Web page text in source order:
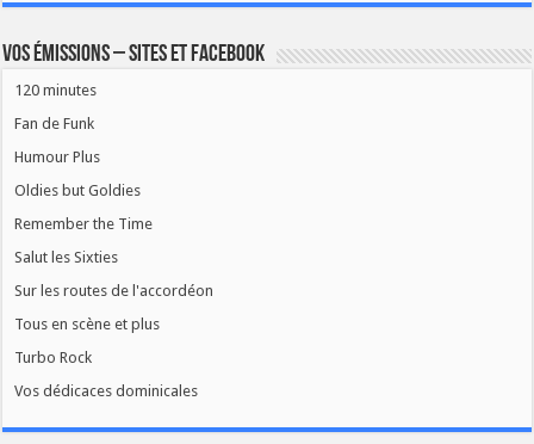
Vos émissions – Sites et Facebook
120 minutes
Fan de Funk
Humour Plus
Oldies but Goldies
Remember the Time
Salut les Sixties
Sur les routes de l'accordéon
Tous en scène et plus
Turbo Rock
Vos dédicaces dominicales